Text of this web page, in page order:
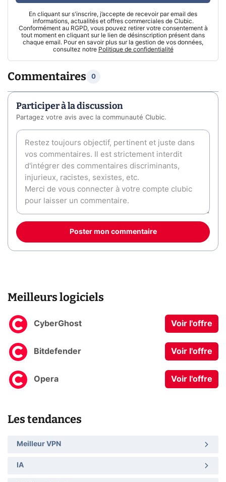
En cliquant sur s'inscrire, j’accepte de recevoir par email des
informations, actualités et offres commerciales de Clubic.
Conformément au RGPD, vous pouvez retirer votre consentement à
tout moment en cliquant sur le lien de désinscription présent dans
chaque email. Pour en savoir plus sur la gestion de vos données,
consultez notre Politique de confidentialité
Commentaires 0
Participer à la discussion
Partagez votre avis avec la communauté Clubic.
Poster mon commentaire
Meilleurs logiciels
CyberGhost Voir l'offre
Bitdefender Voir l'offre
Opera Voir l'offre
Les tendances
Meilleur VPN
IA